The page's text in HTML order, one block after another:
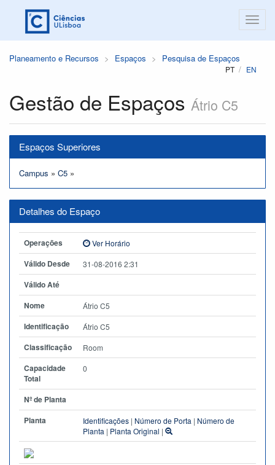
Planeamento e Recursos Espaços Pesquisa de Espaços
PT EN
Gestão de Espaços Átrio C5
Espaços Superiores
Campus » C5 »
Detalhes do Espaço
Operações Ver Horário
Válido Desde 31-08-2016 2:31
Válido Até
Nome
Átrio C5
Identificação Átrio C5
Classificação Room
Capacidade
Total
0
Nº de Planta
Planta
Identificações | Número de Porta | Número de
Planta | Planta Original |